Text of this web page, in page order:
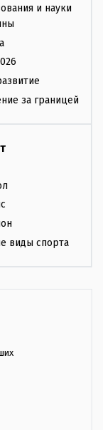
и науки
за границей
виды спорта